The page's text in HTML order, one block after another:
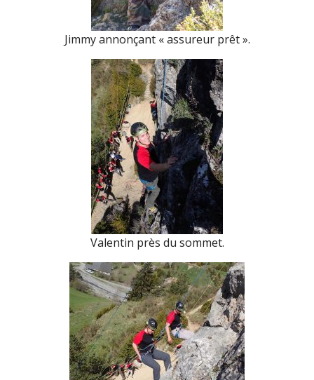
Jimmy annonçant « assureur prêt ».
Valentin près du sommet.